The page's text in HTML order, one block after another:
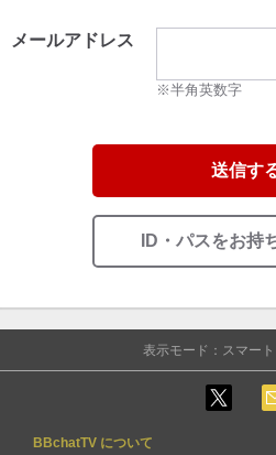
メールアドレス
※半角英数字
送信す
ID・パスをお持
表示モード：スマート
BBchatTV について